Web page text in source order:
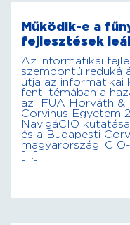
Működik-e a
fejlesztések
Az informatikai
szempontú
útja az informatikai
fenti témában a
az IFUA Horváth &
Corvinus Egyetem
NavigáCIO
és a Budapesti
magyarországi
[…]